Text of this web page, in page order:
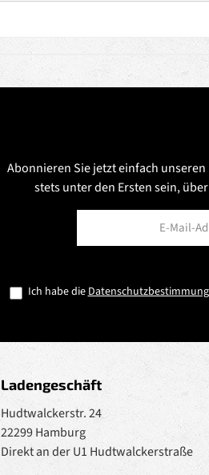
Abonnieren Sie jetzt einfach
stets unter den Ersten sein,
Ich habe die
Ladengeschäft
Hudtwalckerstr. 24
22299 Hamburg
Direkt an der U1 Hudtwalckerstraße